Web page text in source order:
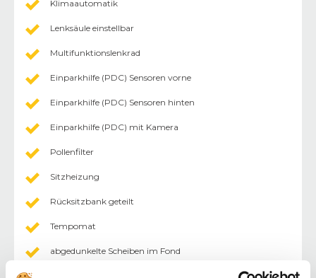
Klimaautomatik
Lenksäule einstellbar
Multifunktionslenkrad
Einparkhilfe (PDC) Sensoren vorne
Einparkhilfe (PDC) Sensoren hinten
Einparkhilfe (PDC) mit Kamera
Pollenfilter
Sitzheizung
Rücksitzbank geteilt
Tempomat
abgedunkelte Scheiben im Fond